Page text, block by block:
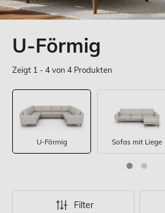
U-Förmig
Zeigt 1 - 4 von 4 Produkten
U-Förmig Sofas mit Liege
Filter